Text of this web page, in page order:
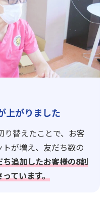
上がりました
り替えたことで、お客
が増え、友だち数の
ち追加したお客様の8割
ています。